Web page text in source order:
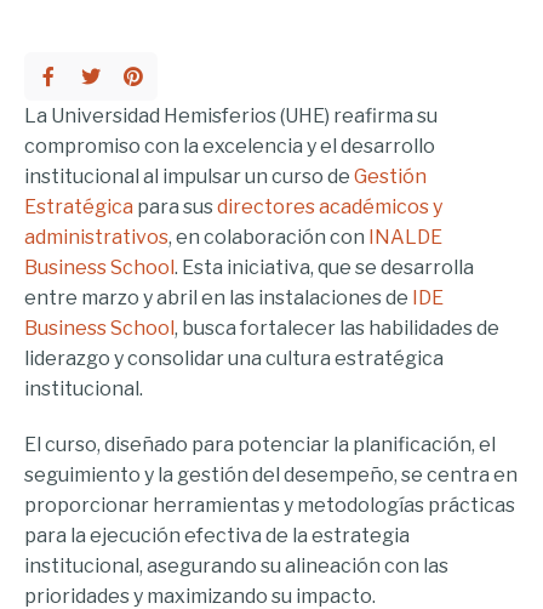
La Universidad Hemisferios (UHE) reafirma su
compromiso con la excelencia y el desarrollo
institucional al impulsar un curso de Gestión
Estratégica para susdirectores académicos y
administrativos, en colaboración con INALDE
Business School. Esta iniciativa, que se desarrolla
entre marzo y abril en las instalaciones de IDE
Business School, busca fortalecer las habilidades de
liderazgo y consolidar una cultura estratégica
institucional.
El curso, diseñado para potenciar la planificación, el
seguimiento y la gestión del desempeño, se centra en
proporcionar herramientas y metodologías prácticas
para la ejecución efectiva de la estrategia
institucional, asegurando su alineación con las
prioridades y maximizando su impacto.